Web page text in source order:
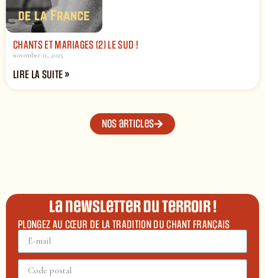
CHANTS ET MARIAGES (2) LE SUD !
novembre 11, 2025
LIRE LA SUITE »
Nos articles
La newsletter du terroir !
PLONGEZ AU CŒUR DE LA TRADITION DU CHANT FRANÇAIS